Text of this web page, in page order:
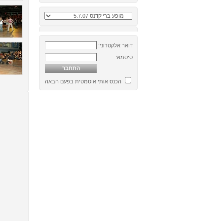
דואר אלקטרוני:
סיסמא:
הכנס אותי אוטמטית בפעם הבאה